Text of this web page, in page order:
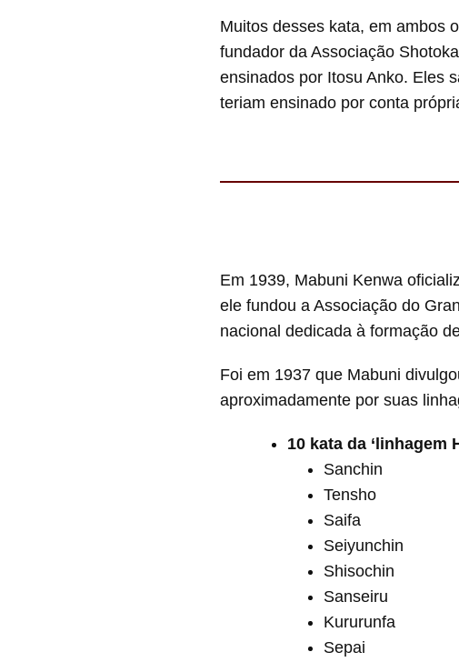
Muitos desses kata, em ambos
fundador da Associação
ensinados por Itosu Anko. Eles
teriam ensinado por conta
Em 1939, Mabuni Kenwa
ele fundou a Associação do
nacional dedicada à formação
Foi em 1937 que Mabuni
aproximadamente por suas
10 kata da ‘linhagem
Sanchin
Tensho
Saifa
Seiyunchin
Shisochin
Sanseiru
Kururunfa
Sepai